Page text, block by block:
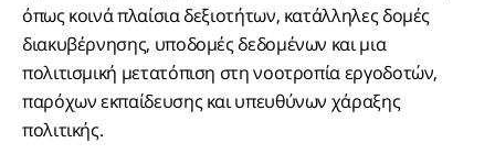
όπως κοινά πλαίσια δεξιοτήτων, κατάλληλες δομές
διακυβέρνησης, υποδομές δεδομένων και μια
πολιτισμική μετατόπιση στη νοοτροπία εργοδοτών,
παρόχων εκπαίδευσης και υπευθύνων χάραξης
πολιτικής.